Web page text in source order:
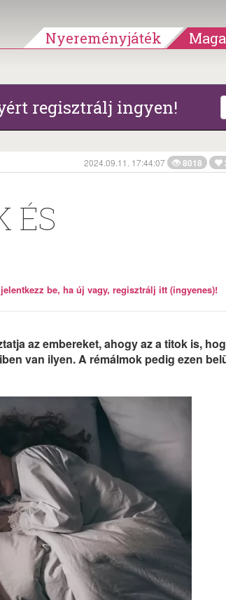
Nyereményjáték
regisztrálj ingyen!
2024.09.11. 17:44:07 8018
ÉS
be, ha új vagy, regisztrálj itt (ingyenes)!
az embereket, ahogy az a titok is,
van ilyen. A rémálmok pedig ezen